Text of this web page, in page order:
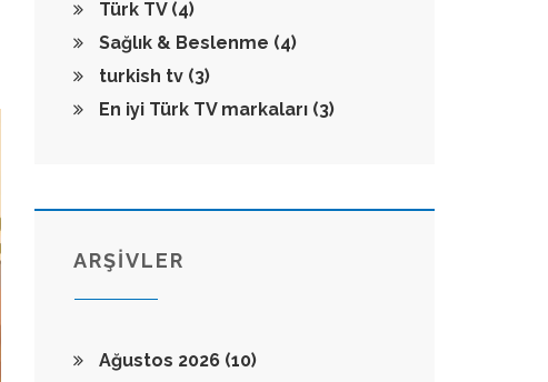
Türk TV (4)
Sağlık & Beslenme (4)
turkish tv (3)
En iyi Türk TV markaları (3)
ARŞİVLER
Ağustos 2026 (10)